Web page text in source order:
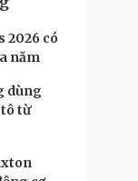
2026 có
năm
dùng
từ